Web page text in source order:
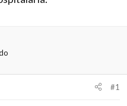
#1